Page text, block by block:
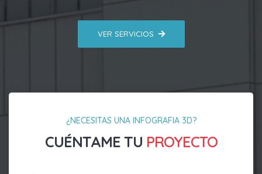
VER SERVICIOS
¿NECESITAS UNA INFOGRAFIA 3D?
CUÉNTAME TU PROYECTO